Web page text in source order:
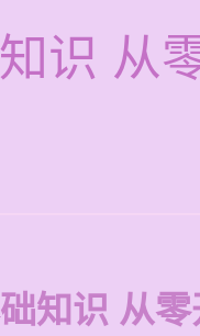
识 从
知识 从